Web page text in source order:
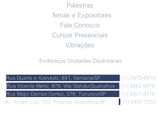
Palestras
Temas e Expositores
Fale Conosco
Cursos Presenciais
Vibrações
Endereços Unidades Doutrinárias
Rua Duarte e Azevedo, 691, Santana/SP (11) 2973-6579
Rua Vicente Melro, 878, Vila Galvão/Guarulhos (11) 2452-5976
Rua Major Dantas Cortez, 276, Tucuruvi/SP (11) 2201-3175
Av. André Luiz, 723, Picanço Guarulhos/SP
(11) 2457-7733